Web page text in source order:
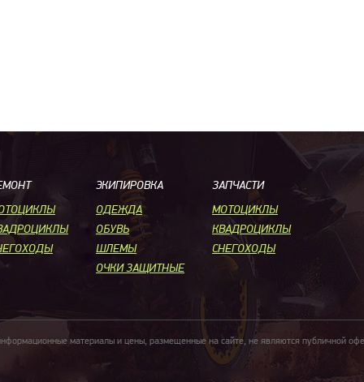
ЭКИПИРОВКА
ОДЕЖДА
ОБУВЬ
ШЛЕМЫ
ОЧКИ ЗАЩИТНЫЕ
ЗАПЧАСТИ
МОТОЦИКЛЫ
КВАДРОЦИКЛЫ
СНЕГОХОДЫ
материалы и цены, размещенные на сайте, не являются публичной